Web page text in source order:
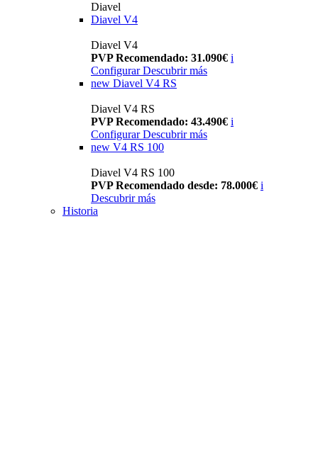
Diavel
Diavel V4
Diavel V4
PVP Recomendado: 31.090€ i
Configurar Descubrir más
new Diavel V4 RS
Diavel V4 RS
PVP Recomendado: 43.490€ i
Configurar Descubrir más
new V4 RS 100
Diavel V4 RS 100
PVP Recomendado desde: 78.000€ i
Descubrir más
Historia